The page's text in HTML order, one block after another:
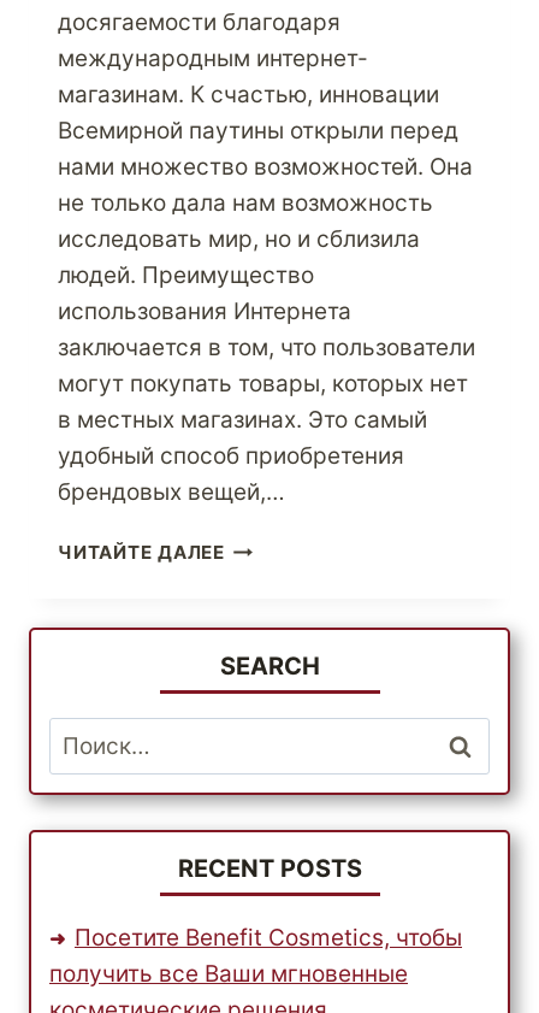
досягаемости благодаря
международным интернет-
магазинам. К счастью, инновации
Всемирной паутины открыли перед
нами множество возможностей. Она
не только дала нам возможность
исследовать мир, но и сблизила
людей. Преимущество
использования Интернета
заключается в том, что пользователи
могут покупать товары, которых нет
в местных магазинах. Это самый
удобный способ приобретения
брендовых вещей,…
ЧИТАЙТЕ ДАЛЕЕИСПОЛЬЗОВАНИЕ
С
МЕЖДУНАРОДНЫМИ
ОНЛАЙН-
ПОКУПКАМИ
SEARCH
Найти:
RECENT POSTS
Посетите Benefit Cosmetics, чтобы
получить все Ваши мгновенные